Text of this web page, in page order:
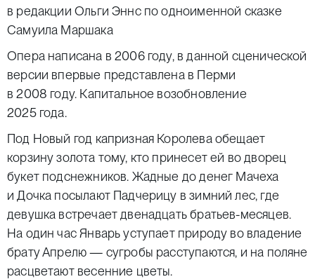
в редакции Ольги Эннс по одноименной сказке
Самуила Маршака
Опера написана в 2006 году, в данной сценической
версии впервые представлена в Перми
в 2008 году. Капитальное возобновление
2025 года.
Под Новый год капризная Королева обещает
корзину золота тому, кто принесет ей во дворец
букет подснежников. Жадные до денег Мачеха
и Дочка посылают Падчерицу в зимний лес, где
девушка встречает двенадцать братьев-месяцев.
На один час Январь уступает природу во владение
брату Апрелю — сугробы расступаются, и на поляне
расцветают весенние цветы.